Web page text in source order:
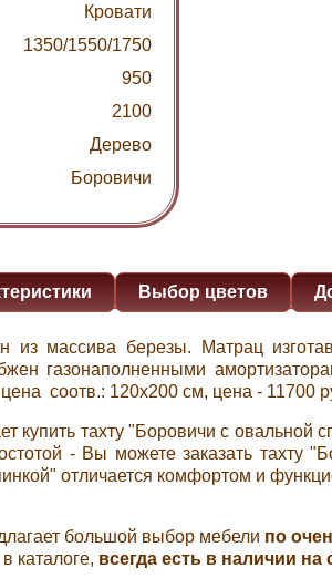
Кровати
1350/1550/1750
950
2100
Дерево
Боровичи
Выбор цветов
из массива березы. Матрац
газонаполненными
соотв.: 120x200 см, цена - 11700
купить тахту "Боровичи с
- Вы можете заказать
отличается комфортом и
большой выбор мебели по
каталоге, всегда есть в наличии на